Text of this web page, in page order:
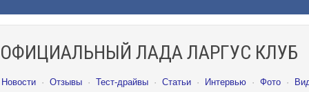
ОФИЦИАЛЬНЫЙ ЛАДА ЛАРГУС КЛУБ
Новости · Отзывы · Тест-драйвы · Статьи · Интервью · Фото ·